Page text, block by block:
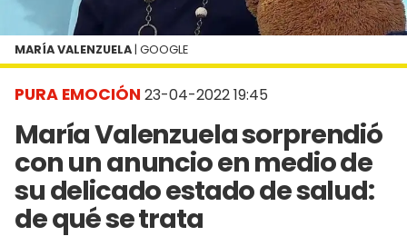
PURA EMOCIÓN 23-04-2022 19:45
María Valenzuela sorprendió
con un anuncio en medio de
su delicado estado de salud:
de qué se trata
MARÍA VALENZUELA | GOOGLE